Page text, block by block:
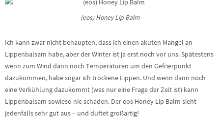
(eos) Honey Lip Balm
Ich kann zwar nicht behaupten, dass ich einen akuten Mangel an
Lippenbalsam habe, aber der Winter ist ja erst noch vor uns. Spätestens
wenn zum Wind dann noch Temperaturen um den Gefrierpunkt
dazukommen, habe sogar ich trockene Lippen. Und wenn dann noch
eine Verkühlung dazukommt (was nur eine Frage der Zeit ist) kann
Lippenbalsam sowieso nie schaden. Der eos Honey Lip Balm sieht
jedenfalls sehr gut aus – und duftet großartig!